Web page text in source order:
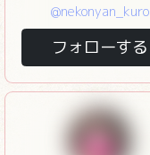
@nekonyan_kuro
フォローする